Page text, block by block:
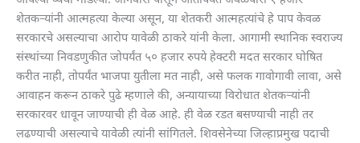
शेतकऱ्यांनी आत्महत्या केल्या असून, या शेतकरी आत्महत्यांचे हे पाप केवळ
सरकारचे असल्याचा आरोप यावेळी ठाकरे यांनी केला. आगामी स्थानिक स्वराज्य
संस्थांच्या निवडणुकीत जोपर्यंत ५० हजार रुपये हेक्टरी मदत सरकार घोषित
करीत नाही, तोपर्यंत भाजपा युतीला मत नाही, असे फलक गावोगावी लावा, असे
आवाहन करून ठाकरे पुढे म्हणाले की, अन्यायाच्या विरोधात शेतकऱ्यांनी
सरकारवर धावून जाण्याची ही वेळ आहे. ही वेळ रडत बसण्याची नाही तर
लढण्याची असल्याचे यावेळी त्यांनी सांगितले. शिवसेनेच्या जिल्हाप्रमुख पदाची